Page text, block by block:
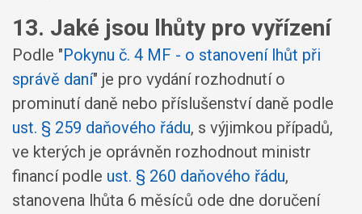
13. Jaké jsou lhůty pro vyřízení
Podle "Pokynu č. 4 MF - o stanovení lhůt při
správě daní" je pro vydání rozhodnutí o
prominutí daně nebo příslušenství daně podle
ust. § 259 daňového řádu, s výjimkou případů,
ve kterých je oprávněn rozhodnout ministr
financí podle ust. § 260 daňového řádu,
stanovena lhůta 6 měsíců ode dne doručení